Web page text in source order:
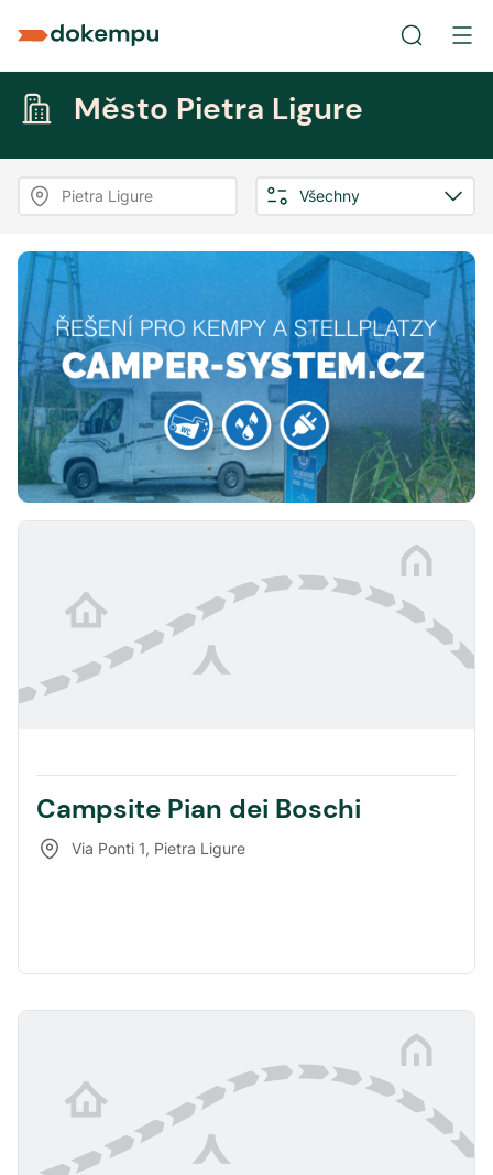
Město Pietra Ligure
Pietra Ligure Všechny
Campsite Pian dei Boschi
Via Ponti 1, Pietra Ligure